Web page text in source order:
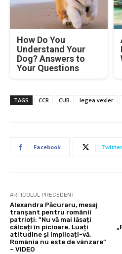
How Do You
Understand Your
Dog? Answers to
Your Questions
TAGS CCR CUB legea vexler
Facebook Twitter
ARTICOLUL PRECEDENT
Alexandra Păcuraru, mesaj
tranșant pentru românii
patrioți: ”Nu vă mai lăsați
călcați în picioare. Luați
atitudine și implicați-vă,
România nu este de vânzare”
– VIDEO